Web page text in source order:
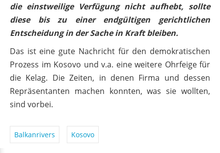
die einstweilige Verfügung nicht aufhebt, sollte
diese bis zu einer endgültigen gerichtlichen
Entscheidung in der Sache in Kraft bleiben.
Das ist eine gute Nachricht für den demokratischen
Prozess im Kosovo und v.a. eine weitere Ohrfeige für
die Kelag. Die Zeiten, in denen Firma und dessen
Repräsentanten machen konnten, was sie wollten,
sind vorbei.
Balkanrivers Kosovo